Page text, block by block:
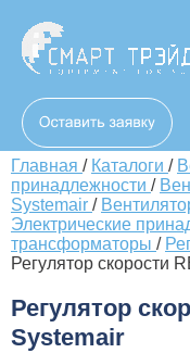
Главная / Каталоги /
принадлежности /
Systemair /
Электрические
трансформаторы /
Регулятор скорости
Регулятор
Systemair